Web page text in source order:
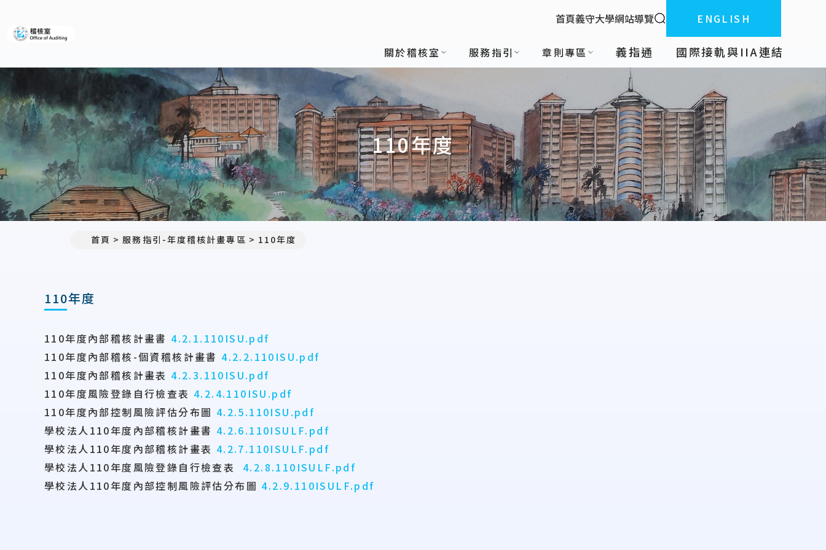
:::
首頁義守大學網站導覽 全站搜索ENGLISH
關於稽核室 服務指引 章則專區 義指通 國際接軌與IIA連結
110年度
首頁 服務指引-年度稽核計畫專區 110年度
110年度
110年度內部稽核計畫書 4.2.1.110ISU.pdf
110年度內部稽核-個資稽核計畫書 4.2.2.110ISU.pdf
110年度內部稽核計畫表 4.2.3.110ISU.pdf
110年度風險登錄自行檢查表 4.2.4.110ISU.pdf
110年度內部控制風險評估分布圖 4.2.5.110ISU.pdf
學校法人110年度內部稽核計畫書 4.2.6.110ISULF.pdf
學校法人110年度內部稽核計畫表 4.2.7.110ISULF.pdf
學校法人110年度風險登錄自行檢查表 4.2.8.110ISULF.pdf
學校法人110年度內部控制風險評估分布圖 4.2.9.110ISULF.pdf